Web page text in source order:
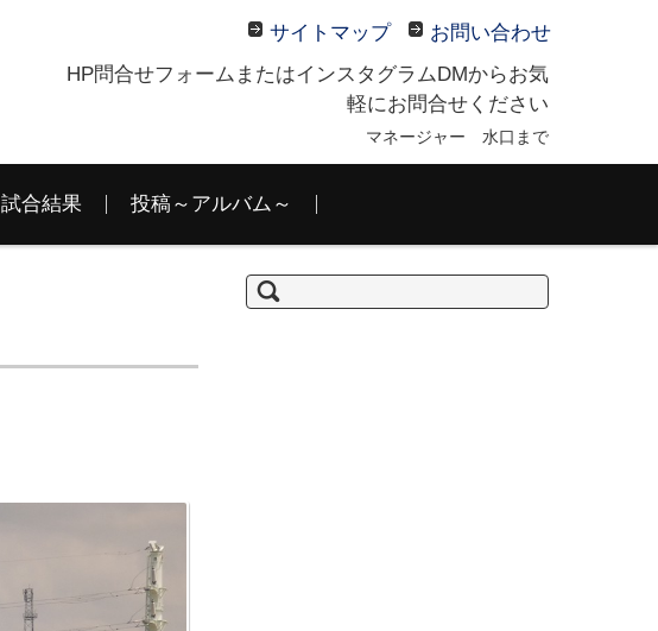
サイトマップ
お問い合わせ
HP問合せフォームまたはインスタグラムDMからお気
軽にお問合せください
マネージャー 水口まで
試合結果 投稿～アルバム～
検
索: